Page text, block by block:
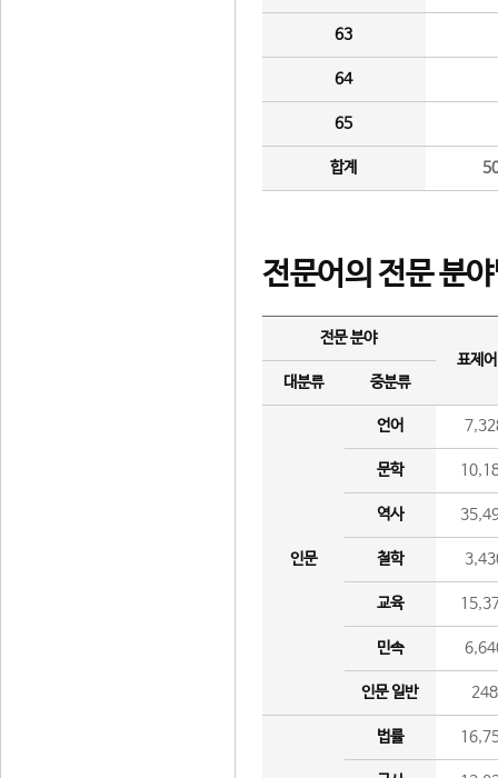
63
64
65
합계
전문어의 전문 분
전문 분야
표제
대분류
중분류
인문
언어
문학
역사
철학
교육
민속
인문 일반 248
법률